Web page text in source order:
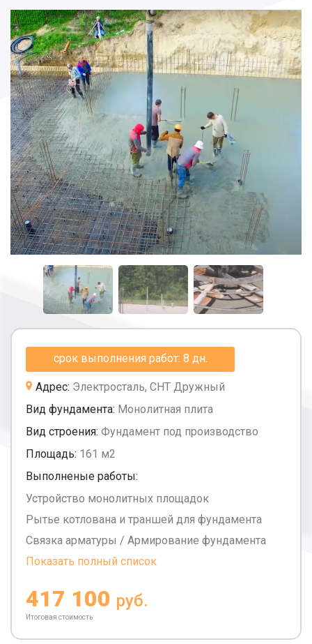
срок выполнения работ: 8 дн.
Адрес: Электросталь, СНТ Дружный
Вид фундамента: Монолитная плита
Вид строения: Фундамент под производство
Площадь: 161 м2
Выполненые работы:
Устройство монолитных площадок
Рытье котлована и траншей для фундамента
Связка арматуры / Армирование фундамента
Показать полный список
417 100 руб.
Итоговая стоимость